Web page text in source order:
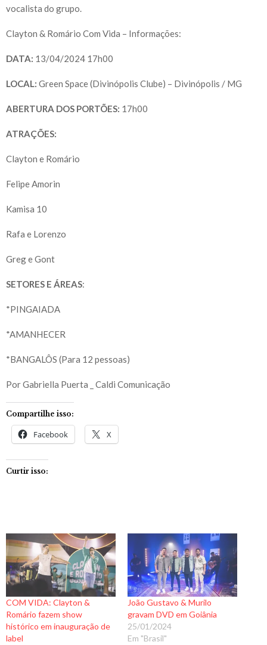
vocalista do grupo.
Clayton & Romário Com Vida – Informações:
DATA: 13/04/2024 17h00
LOCAL: Green Space (Divinópolis Clube) – Divinópolis / MG
ABERTURA DOS PORTÕES: 17h00
ATRAÇÕES:
Clayton e Romário
Felipe Amorin
Kamisa 10
Rafa e Lorenzo
Greg e Gont
SETORES E ÁREAS:
*PINGAIADA
*AMANHECER
*BANGALÔS (Para 12 pessoas)
Por Gabriella Puerta _ Caldi Comunicação
Compartilhe isso:
Facebook X
Curtir isso:
COM VIDA: Clayton &
Romário fazem show
histórico em inauguração de
label
João Gustavo & Murilo
gravam DVD em Goiânia
25/01/2024
Em "Brasil"